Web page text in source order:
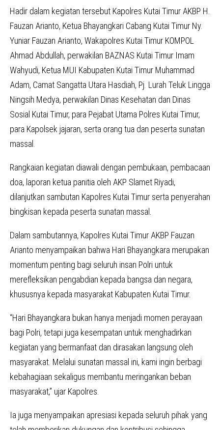
Hadir dalam kegiatan tersebut Kapolres Kutai Timur AKBP H.
Fauzan Arianto, Ketua Bhayangkari Cabang Kutai Timur Ny.
Yuniar Fauzan Arianto, Wakapolres Kutai Timur KOMPOL
Ahmad Abdullah, perwakilan BAZNAS Kutai Timur Imam
Wahyudi, Ketua MUI Kabupaten Kutai Timur Muhammad
Adam, Camat Sangatta Utara Hasdiah, Pj. Lurah Teluk Lingga
Ningsih Medya, perwakilan Dinas Kesehatan dan Dinas
Sosial Kutai Timur, para Pejabat Utama Polres Kutai Timur,
para Kapolsek jajaran, serta orang tua dan peserta sunatan
massal.
Rangkaian kegiatan diawali dengan pembukaan, pembacaan
doa, laporan ketua panitia oleh AKP Slamet Riyadi,
dilanjutkan sambutan Kapolres Kutai Timur serta penyerahan
bingkisan kepada peserta sunatan massal.
Dalam sambutannya, Kapolres Kutai Timur AKBP Fauzan
Arianto menyampaikan bahwa Hari Bhayangkara merupakan
momentum penting bagi seluruh insan Polri untuk
merefleksikan pengabdian kepada bangsa dan negara,
khususnya kepada masyarakat Kabupaten Kutai Timur.
“Hari Bhayangkara bukan hanya menjadi momen perayaan
bagi Polri, tetapi juga kesempatan untuk menghadirkan
kegiatan yang bermanfaat dan dirasakan langsung oleh
masyarakat. Melalui sunatan massal ini, kami ingin berbagi
kebahagiaan sekaligus membantu meringankan beban
masyarakat,” ujar Kapolres.
Ia juga menyampaikan apresiasi kepada seluruh pihak yang